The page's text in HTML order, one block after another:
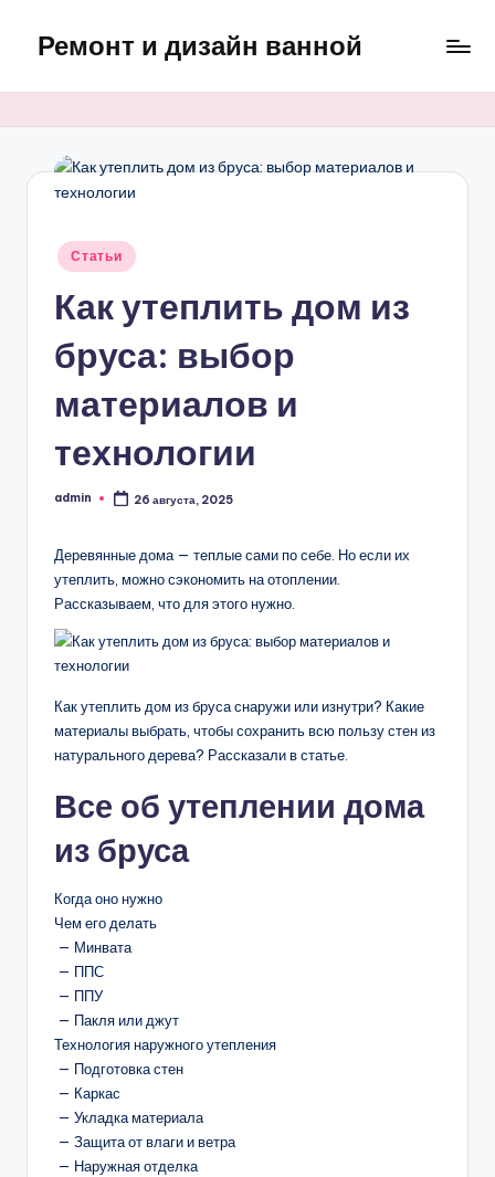
Перейти
содержимому
Ремонт и дизайн ванной
практичные
интерьерные
решения
Опубликовано
Статьи
Как утеплить дом из
бруса: выбор
материалов и
технологии
Запись
admin 26 августа, 2025
Деревянные дома — теплые сами по себе. Но если их
утеплить, можно сэкономить на отоплении.
Рассказываем, что для этого нужно.
Как утеплить дом из бруса снаружи или изнутри? Какие
материалы выбрать, чтобы сохранить всю пользу стен из
натурального дерева? Рассказали в статье.
Все об утеплении дома
из бруса
Когда оно нужно
Чем его делать
— Минвата
— ППС
— ППУ
— Пакля или джут
Технология наружного утепления
— Подготовка стен
— Каркас
— Укладка материала
— Защита от влаги и ветра
— Наружная отделка